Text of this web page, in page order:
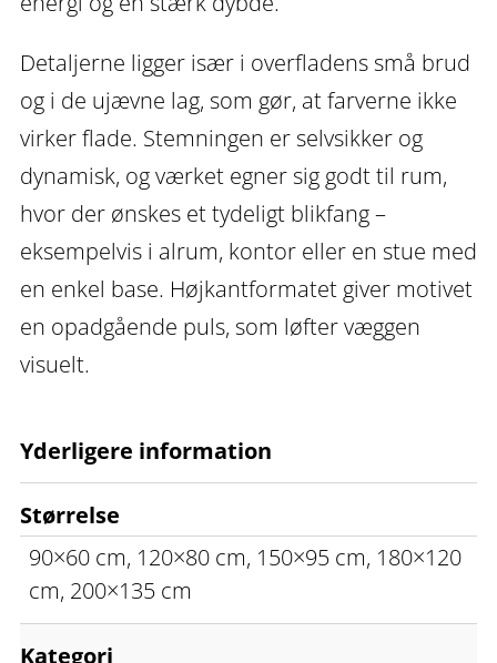
Detaljerne ligger især i overfladens små brud
og i de ujævne lag, som gør, at farverne ikke
virker flade. Stemningen er selvsikker og
dynamisk, og værket egner sig godt til rum,
hvor der ønskes et tydeligt blikfang –
eksempelvis i alrum, kontor eller en stue med
en enkel base. Højkantformatet giver motivet
en opadgående puls, som løfter væggen
visuelt.
Yderligere information
Størrelse
90×60 cm, 120×80 cm, 150×95 cm, 180×120
cm, 200×135 cm
Kategori